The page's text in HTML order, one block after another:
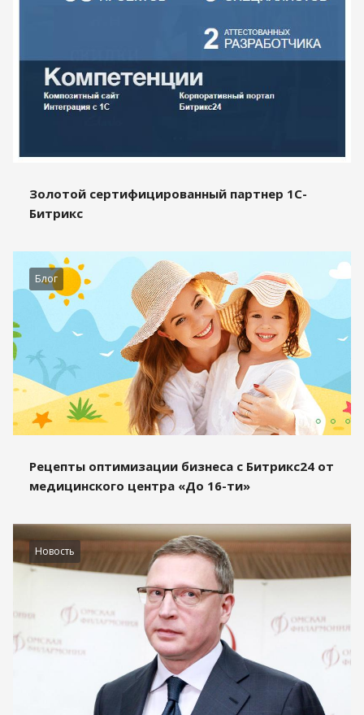
Золотой сертифицированный партнер 1С-
Битрикс
Блог
Рецепты оптимизации бизнеса с Битрикс24 от
медицинского центра «До 16-ти»
Новость